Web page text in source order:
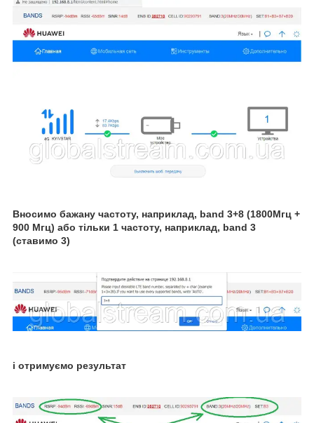
Вносимо бажану частоту, наприклад, band 3+8 (1800Мгц +
900 Мгц) або тільки 1 частоту, наприклад, band 3
(ставимо 3)
і отримуємо результат